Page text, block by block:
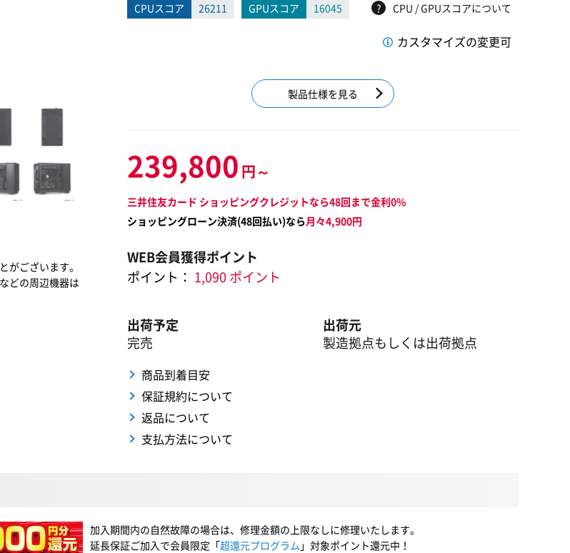
ございます。
どの周辺機器は
CPUスコア 26211 GPUスコア 16045 ? CPU / GPUスコアについて
カスタマイズの変更可
製品仕様を見る
239,800 円～
三井住友カード ショッピングクレジットなら48回まで金利0%
ショッピングローン決済(48回払い)なら月々4,900円
WEB会員獲得ポイント
ポイント： 1,090 ポイント
出荷予定
完売
出荷元
製造拠点もしくは出荷拠点
商品到着目安
保証規約について
返品について
支払方法について
加入期間内の自然故障の場合は、修理金額の上限なしに修理いたします。
延長保証ご加入で会員限定「超還元プログラム 」対象ポイント還元中！